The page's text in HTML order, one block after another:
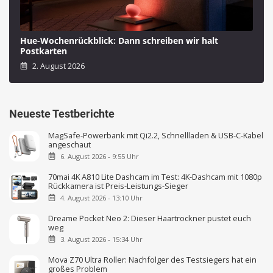
Hue-Wochenrückblick: Dann schreiben wir halt
Postkarten
2. August 2026
Neueste Testberichte
MagSafe-Powerbank mit Qi2.2, Schnellladen & USB-C-Kabel
angeschaut
6. August 2026 - 9:55 Uhr
70mai 4K A810 Lite Dashcam im Test: 4K-Dashcam mit 1080p
Rückkamera ist Preis-Leistungs-Sieger
4. August 2026 - 13:10 Uhr
Dreame Pocket Neo 2: Dieser Haartrockner pustet euch
weg
3. August 2026 - 15:34 Uhr
Mova Z70 Ultra Roller: Nachfolger des Testsiegers hat ein
großes Problem